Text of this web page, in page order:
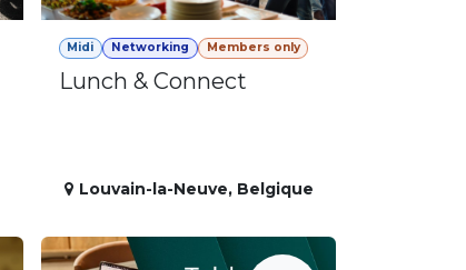
Midi Networking Members only
Lunch & Connect
Louvain-la-Neuve, Belgique